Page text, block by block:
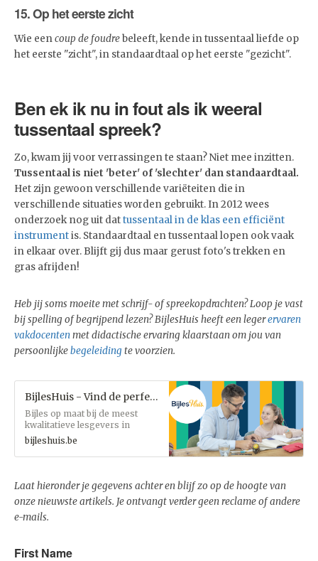
15. Op het eerste zicht
Wie eencoup de foudrebeleeft, kende in tussentaal liefde op
het eerste "zicht", in standaardtaal op het eerste "gezicht".
Ben ek ik nu in fout als ik weeral
tussentaal spreek?
Zo, kwam jij voor verrassingen te staan? Niet mee inzitten.
Tussentaal is niet 'beter' of 'slechter' dan standaardtaal.
Het zijn gewoon verschillende variëteiten die in
verschillende situaties worden gebruikt. In 2012 wees
onderzoek nog uit dattussentaal in de klas een efficiënt
instrumentis. Standaardtaal en tussentaal lopen ook vaak
in elkaar over. Blijft gij dus maar gerust foto's trekken en
gras afrijden!
Heb jij soms moeite met schrijf- of spreekopdrachten? Loop je vast
bij spelling of begrijpend lezen? BijlesHuis heeft een legerervaren
vakdocentenmet didactische ervaring klaarstaan om jou van
persoonlijkebegeleiding te voorzien.
BijlesHuis - Vind de perfecte lesgever
Bijles op maat bij de meest
kwalitatieve lesgevers in
Vlaanderen
bijleshuis.be
Laat hieronder je gegevens achter en blijf zo op de hoogte van
onze nieuwste artikels. Je ontvangt verder geen reclame of andere
e-mails.